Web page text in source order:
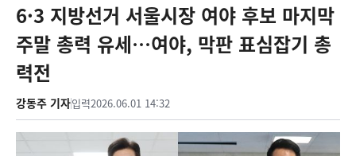
6·3 지방선거 서울시장 여야 후보 마지막
주말 총력 유세…여야, 막판 표심잡기 총
력전
강동주 기자입력2026.06.01 14:32